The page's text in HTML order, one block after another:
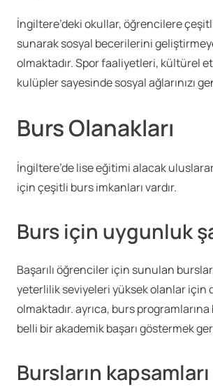
İngiltere’deki okullar, öğrencilere
sunarak sosyal becerilerini
olmaktadır. Spor faaliyetleri, kültürel
kulüpler sayesinde sosyal ağlarınızı
Burs Olanakları
İngiltere’de lise eğitimi alacak
için çeşitli burs imkanları vardır.
Burs için uygunluk
Başarılı öğrenciler için sunulan
yeterlilik seviyeleri yüksek olanlar için
olmaktadır. ayrıca, burs
belli bir akademik başarı göstermek
Bursların kapsamları